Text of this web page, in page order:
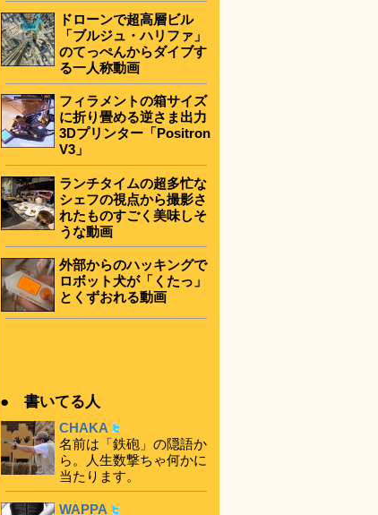
ドローンで超高層ビル
「ブルジュ・ハリファ」
のてっぺんからダイブす
る一人称動画
フィラメントの箱サイズ
に折り畳める逆さま出力
3Dプリンター「Positron
V3」
ランチタイムの超多忙な
シェフの視点から撮影さ
れたものすごく美味しそ
うな動画
外部からのハッキングで
ロボット犬が「くたっ」
とくずおれる動画
● 書いてる人
CHAKA
名前は「鉄砲」の隠語か
ら。人生数撃ちゃ何かに
当たります。
WAPPA